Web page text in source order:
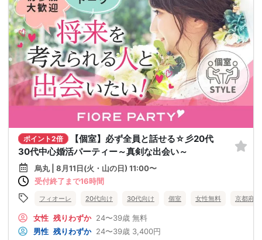
ポイント2倍
【個室】必ず全員と話せる☆彡20代
30代中心婚活パーティー～真剣な出会い～
烏丸 | 8月11日(火・山の日) 11:00〜
受付終了まで16時間
フィオーレ 20代向け 30代向け 個室 女性無料 京都府
女性 残りわずか 24〜39歳 無料
男性 残りわずか 24〜39歳 3,400円